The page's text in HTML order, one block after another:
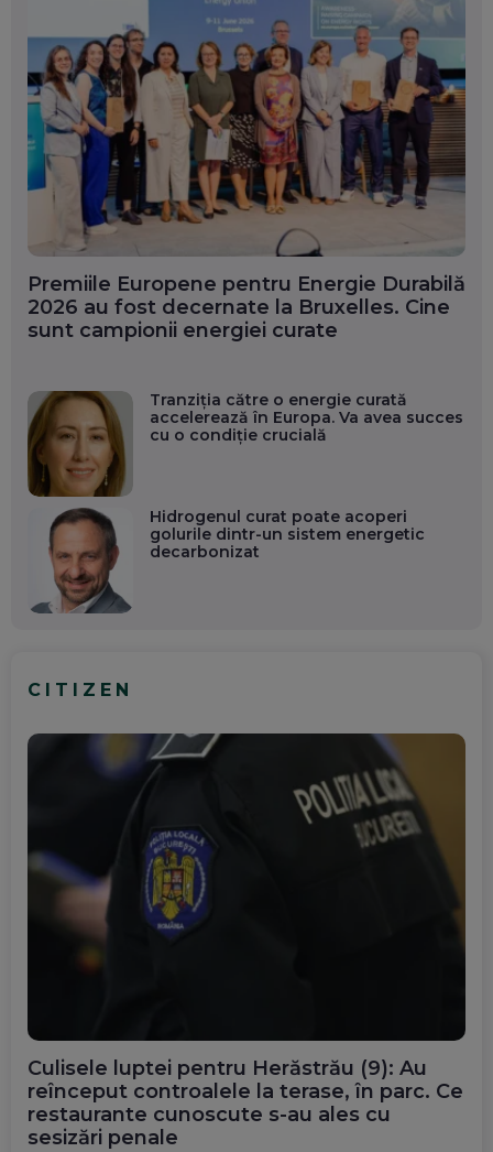
Premiile Europene pentru Energie Durabilă
2026 au fost decernate la Bruxelles. Cine
sunt campionii energiei curate
Tranziția către o energie curată
accelerează în Europa. Va avea succes
cu o condiție crucială
Hidrogenul curat poate acoperi
golurile dintr-un sistem energetic
decarbonizat
CITIZEN
Culisele luptei pentru Herăstrău (9): Au
reînceput controalele la terase, în parc. Ce
restaurante cunoscute s-au ales cu
sesizări penale